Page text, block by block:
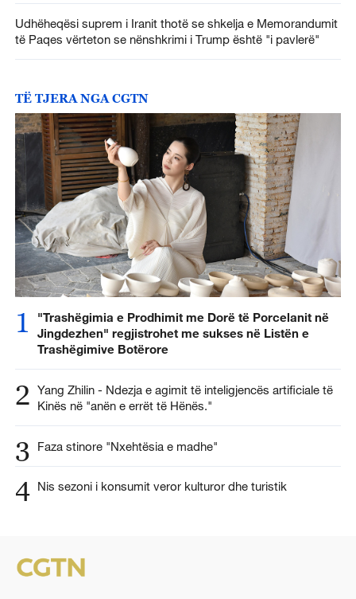
Udhëheqësi suprem i Iranit thotë se shkelja e Memorandumit
të Paqes vërteton se nënshkrimi i Trump është "i pavlerë"
TË TJERA NGA CGTN
1
"Trashëgimia e Prodhimit me Dorë të Porcelanit në
Jingdezhen" regjistrohet me sukses në Listën e
Trashëgimive Botërore
2 Yang Zhilin - Ndezja e agimit të inteligjencës artificiale të
Kinës në "anën e errët të Hënës."
3 Faza stinore "Nxehtësia e madhe"
4 Nis sezoni i konsumit veror kulturor dhe turistik